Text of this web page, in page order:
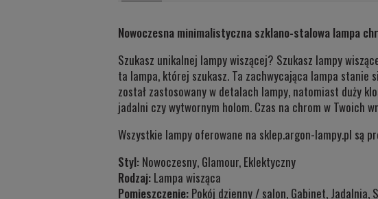
Nowoczesna minimalistyczna szklano-stalowa lampa
Szukasz unikalnej lampy wiszącej? Szukasz lampy
ta lampa, której szukasz. Ta zachwycająca lampa stanie
został zastosowany w detalach lampy, natomiast duży
jadalni czy wytwornym holom. Czas na chrom w Twoich
Wszystkie lampy oferowane na sklep.argon-lampy.pl są
Styl: Nowoczesny, Glamour, Eklektyczny
Rodzaj: Lampa wisząca
Pomieszczenie: Pokój dzienny / salon, Gabinet, Jadalnia,